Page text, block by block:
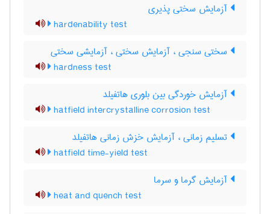
آزمایش سختی پذیری
hardenability test
سختی سنجی ، آزمایش سختی ، آزمایشی سختی
hardness test
آزمایش خوردگی بین بلوری هاتفیلد
hatfield intercrystalline corrosion test
تسلیم زمانی ، آزمایش خزش زمانی هاتفیلد
hatfield time-yield test
آزمایش گرما و سرما
heat and quench test